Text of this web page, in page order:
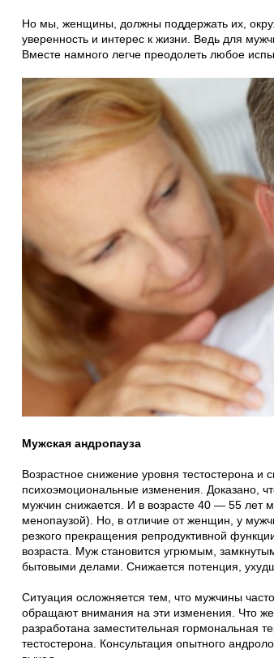
Но мы, женщины, должны поддержать их,
уверенность и интерес к жизни. Ведь для
Вместе намного легче преодолеть любое
Мужская андропауза
Возрастное снижение уровня тестостерона и
психоэмоциональные изменения. Доказано,
мужчин снижается. И в возрасте 40 — 55 лет
менопаузой). Но, в отличие от женщин, у
резкого прекращения репродуктивной
возраста. Муж становится угрюмым,
бытовыми делами. Снижается потенция,
Ситуация осложняется тем, что мужчины
обращают внимания на эти изменения. Что
разработана заместительная гормональная
тестостерона. Консультация опытного